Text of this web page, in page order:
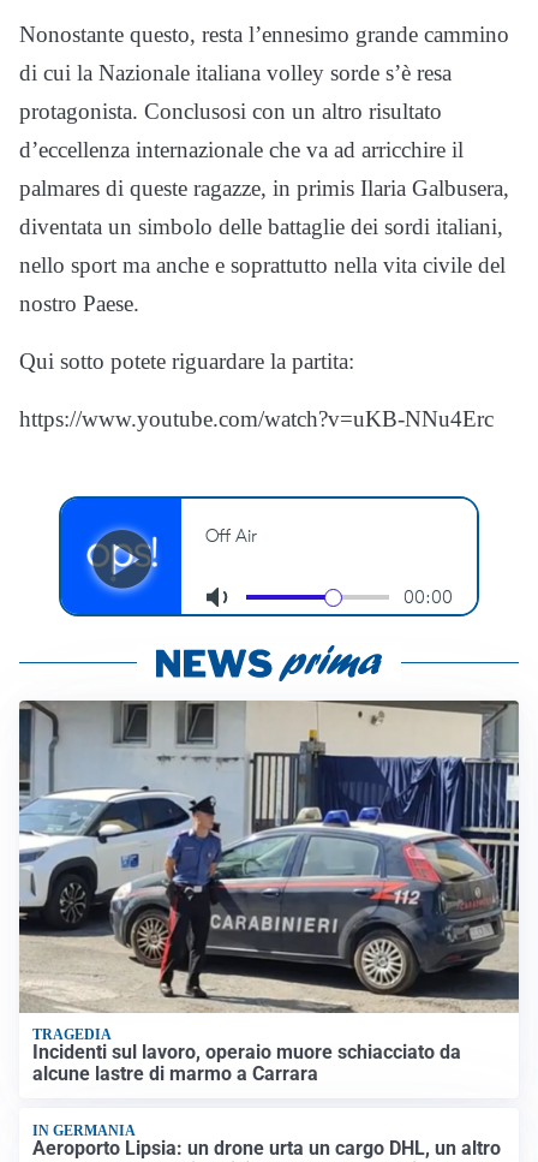
Nonostante questo, resta l’ennesimo grande cammino
di cui la Nazionale italiana volley sorde s’è resa
protagonista. Conclusosi con un altro risultato
d’eccellenza internazionale che va ad arricchire il
palmares di queste ragazze, in primis Ilaria Galbusera,
diventata un simbolo delle battaglie dei sordi italiani,
nello sport ma anche e soprattutto nella vita civile del
nostro Paese.
Qui sotto potete riguardare la partita:
https://www.youtube.com/watch?v=uKB-NNu4Erc
TRAGEDIA
Incidenti sul lavoro, operaio muore schiacciato da
alcune lastre di marmo a Carrara
IN GERMANIA
Aeroporto Lipsia: un drone urta un cargo DHL, un altro